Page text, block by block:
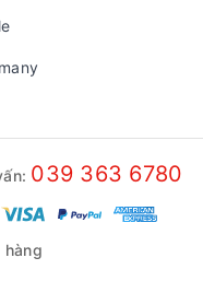
039 363 6780
hàng